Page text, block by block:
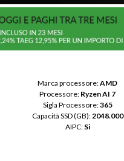
Marca processore: AMD
Processore: Ryzen AI 7
Sigla Processore: 365
Capacità SSD (GB): 2048.000
AIPC: Si